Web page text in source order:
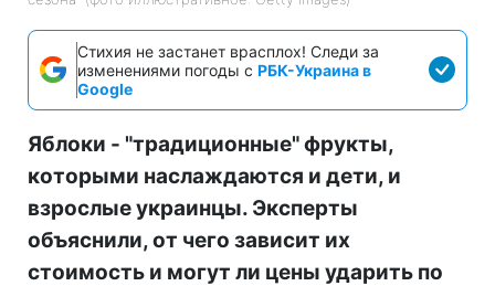
Стихия не застанет врасплох! Следи за
изменениями погоды с РБК-Украина в
Google
Яблоки - "традиционные" фрукты,
которыми наслаждаются и дети, и
взрослые украинцы. Эксперты
объяснили, от чего зависит их
стоимость и могут ли цены ударить по